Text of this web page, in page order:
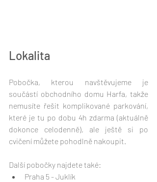
Lokalita
Pobočka, kterou navštěvujeme je
součástí obchodního domu Harfa, takže
nemusíte řešit komplikované parkování,
které je tu po dobu 4h zdarma (aktuálně
dokonce celodenně), ale ještě si po
cvičení můžete pohodlně nakoupit.
Další pobočky najdete také:
Praha 5 - Juklík